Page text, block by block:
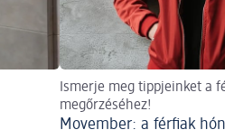
Ismerje meg tippjeinket a
megőrzéséhez!
Movember: a férfiak